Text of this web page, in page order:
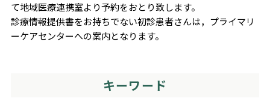
て地域医療連携室より予約をおとり致します。
診療情報提供書をお持ちでない初診患者さんは，プライマリ
ーケアセンターへの案内となります。
キーワード